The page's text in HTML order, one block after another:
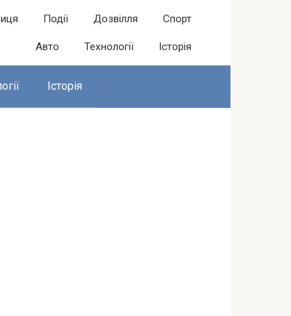
Події Дозвілля Спорт
Авто Технології Історія
Історія